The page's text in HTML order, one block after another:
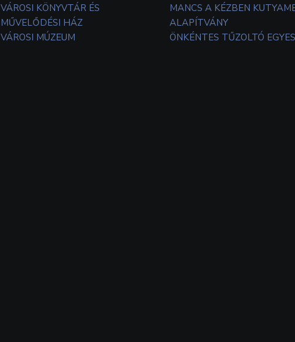
VÁROSI KÖNYVTÁR ÉS
MŰVELŐDÉSI HÁZ
VÁROSI MÚZEUM
MANCS A KÉZBEN
ALAPÍTVÁNY
ÖNKÉNTES TŰZOLTÓ